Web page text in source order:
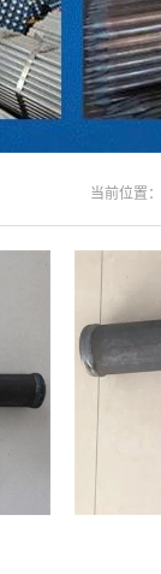
当前位置：